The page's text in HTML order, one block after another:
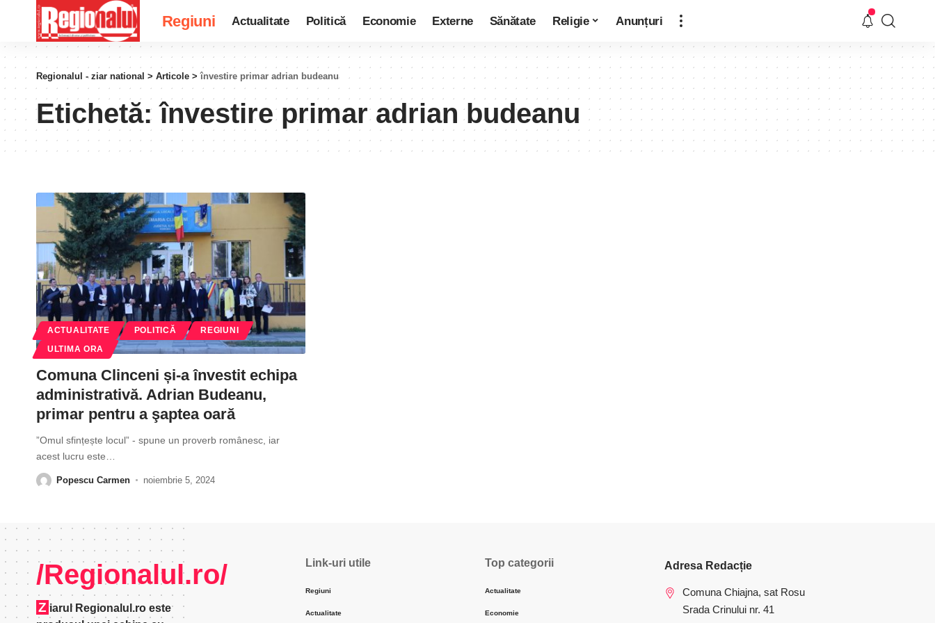
Regiuni Actualitate Politică Economie Externe Sănătate Religie Anunțuri
Regionalul - ziar national > Articole >învestire primar adrian budeanu
Etichetă:învestire primar adrian budeanu
ACTUALITATE POLITICĂ REGIUNI
ULTIMA ORA
Comuna Clinceni și-a învestit echipa
administrativă. Adrian Budeanu,
primar pentru a şaptea oară
”Omul sfințește locul” - spune un proverb românesc, iar
acest lucru este
Popescu Carmen noiembrie 5, 2024
/Regionalul.ro/
Z iarul Regionalul.ro este
Link-uri utile
Regiuni
Actualitate
Top categorii
Actualitate
Economie
Adresa Redacție
Comuna Chiajna, sat Rosu
Srada Crinului nr. 41